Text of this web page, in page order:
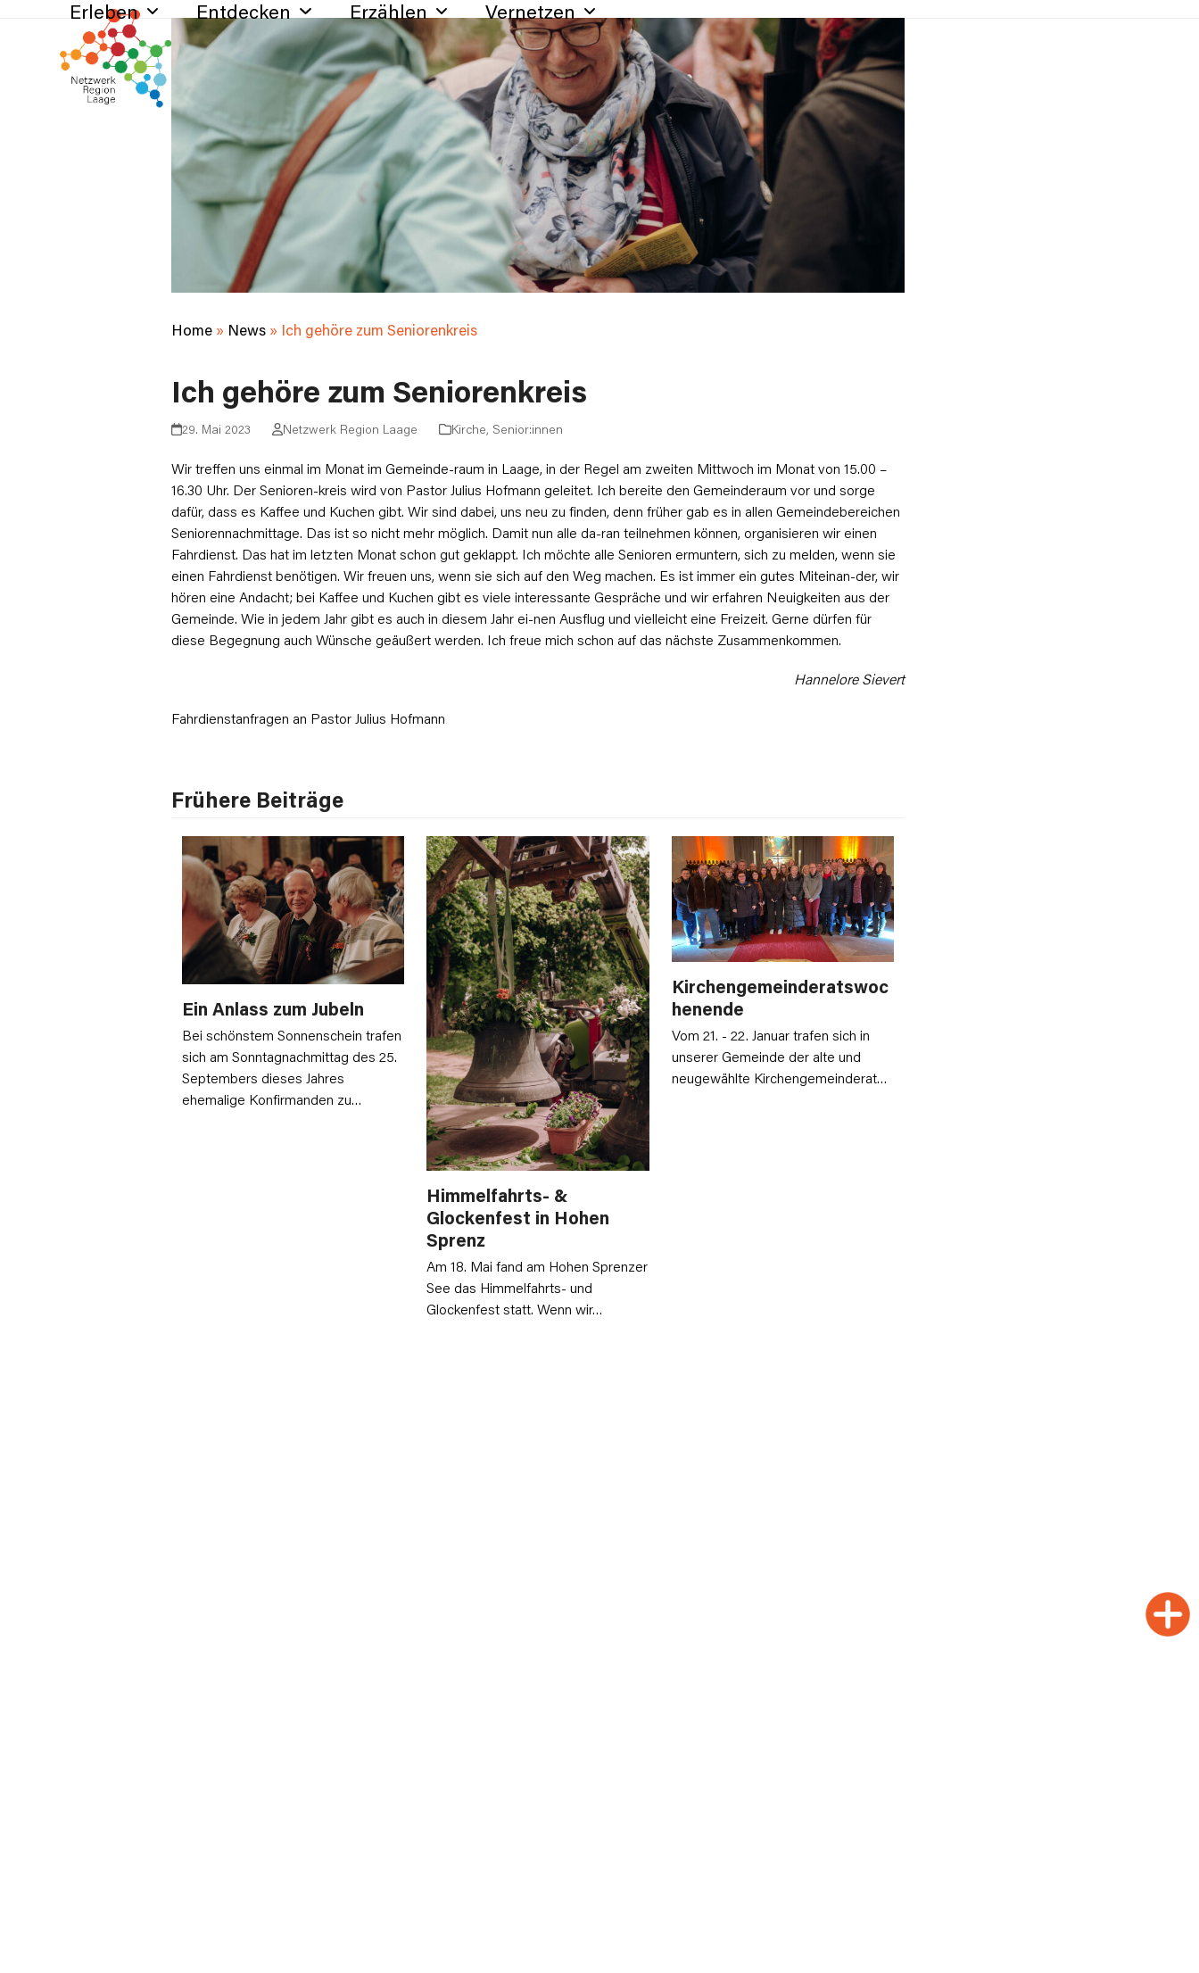
Erleben Entdecken Erzählen Vernetzen
Home» News» Ich gehöre zum Seniorenkreis
Ich gehöre zum Seniorenkreis
29. Mai 2023 Netzwerk Region Laage Kirche,Senior:innen
Wir treffen uns einmal im Monat im Gemeinde-raum in Laage, in der Regel am zweiten Mittwoch im Monat von 15.00 –
16.30 Uhr. Der Senioren-kreis wird von Pastor Julius Hofmann geleitet. Ich bereite den Gemeinderaum vor und sorge
dafür, dass es Kaffee und Kuchen gibt. Wir sind dabei, uns neu zu finden, denn früher gab es in allen Gemeindebereichen
Seniorennachmittage. Das ist so nicht mehr möglich. Damit nun alle da-ran teilnehmen können, organisieren wir einen
Fahrdienst. Das hat im letzten Monat schon gut geklappt. Ich möchte alle Senioren ermuntern, sich zu melden, wenn sie
einen Fahrdienst benötigen. Wir freuen uns, wenn sie sich auf den Weg machen. Es ist immer ein gutes Miteinan-der, wir
hören eine Andacht; bei Kaffee und Kuchen gibt es viele interessante Gespräche und wir erfahren Neuigkeiten aus der
Gemeinde. Wie in jedem Jahr gibt es auch in diesem Jahr ei-nen Ausflug und vielleicht eine Freizeit. Gerne dürfen für
diese Begegnung auch Wünsche geäußert werden. Ich freue mich schon auf das nächste Zusammenkommen.
Hannelore Sievert
Fahrdienstanfragen an Pastor Julius Hofmann
Frühere Beiträge
Ein Anlass zum Jubeln
Bei schönstem Sonnenschein trafen
sich am Sonntagnachmittag des 25.
Septembers dieses Jahres
ehemalige Konfirmanden zu…
Himmelfahrts- &
Glockenfest in Hohen
Sprenz
Am 18. Mai fand am Hohen Sprenzer
See das Himmelfahrts- und
Glockenfest statt. Wenn wir…
Kirchengemeinderatswoc
henende
Vom 21. - 22. Januar trafen sich in
unserer Gemeinde der alte und
neugewählte Kirchengemeinderat…